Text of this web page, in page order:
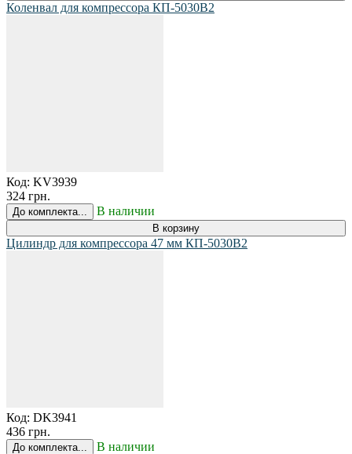
Коленвал для компрессора КП-5030В2
Код: KV3939
324 грн.
До комплекта... В наличии
В корзину
Цилиндр для компрессора 47 мм КП-5030В2
Код: DK3941
436 грн.
До комплекта... В наличии